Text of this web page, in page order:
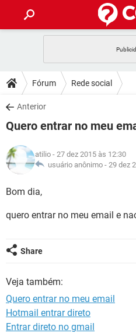
CELULAR
OUTLOOK
INSTAGRAM
GUIA DE COMPRAS
DICAS
JOGOS
INSTAGRAM
GUIA DE COMPRAS
DOWNLOADS
JOGOS
CELULAR
OUTLOOK
INSTAGRAM
FÓRUM
JOGOS
CELULAR
OUTLOOK
INSTAGRAM
GLOSSÁRIO
JOGOS
INSTAGRAM
Fórum Rede social
Anterior
Quero entrar no meu
atilio - 27 dez 2015 às 12:30
usuário anônimo - 29 dez
Bom dia,
quero entrar no meu email e
Share
Veja também:
Quero entrar no meu email
Hotmail entrar direto
Entrar direto no gmail